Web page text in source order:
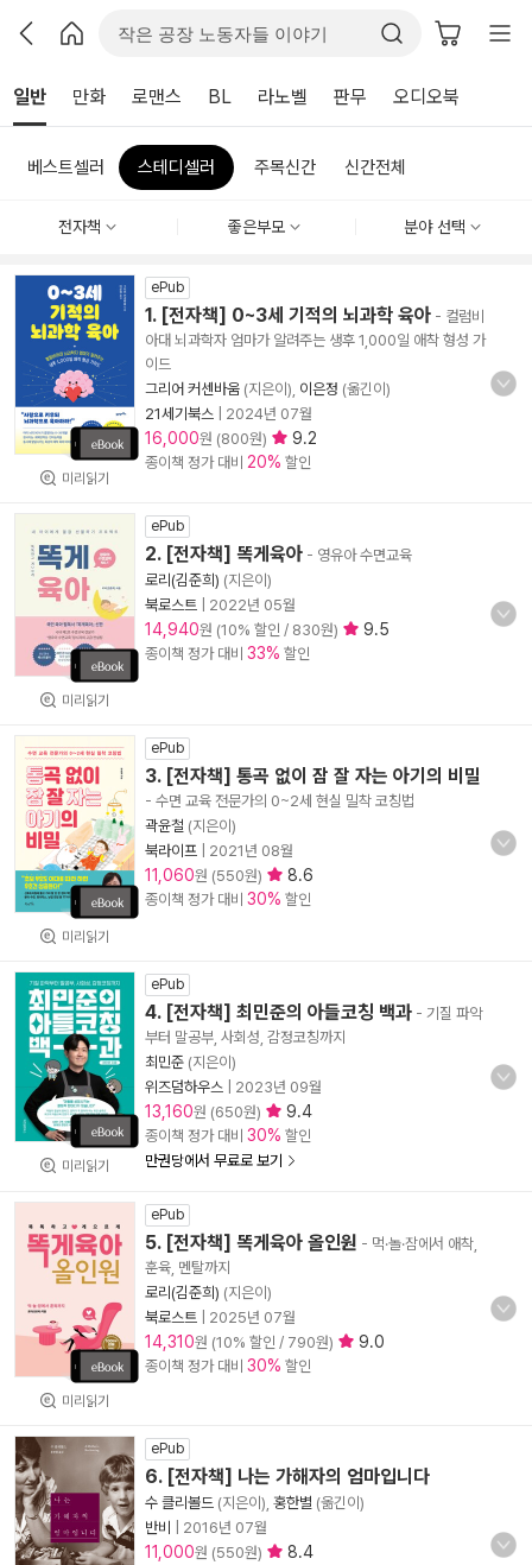
일반 만화 로맨스 BL 라노벨 판무 오디오북
베스트셀러 스테디셀러 주목신간 신간전체
전자책 좋은부모 분야 선택
미리읽기
ePub
1. [전자책] 0~3세 기적의 뇌과학 육아 - 컬럼비
아대 뇌과학자 엄마가 알려주는 생후 1,000일 애착 형성 가
이드
그리어 커센바움 (지은이), 이은정 (옮긴이)
21세기북스
2024년 07월
16,000원 (800원) 9.2
종이책 정가 대비 20% 할인
미리읽기
ePub
2. [전자책] 똑게육아 - 영유아 수면교육
로리(김준희) (지은이)
북로스트
2022년 05월
14,940원 (10% 할인 / 830원) 9.5
종이책 정가 대비 33% 할인
미리읽기
ePub
3. [전자책] 통곡 없이 잠 잘 자는 아기의 비밀
- 수면 교육 전문가의 0~2세 현실 밀착 코칭법
곽윤철 (지은이)
북라이프
2021년 08월
11,060원 (550원) 8.6
종이책 정가 대비 30% 할인
미리읽기
ePub
4. [전자책] 최민준의 아들코칭 백과 - 기질 파악
부터 말공부, 사회성, 감정코칭까지
최민준 (지은이)
위즈덤하우스
2023년 09월
13,160원 (650원) 9.4
종이책 정가 대비 30% 할인
만권당에서 무료로 보기
미리읽기
ePub
5. [전자책] 똑게육아 올인원 - 먹·놀·잠에서 애착,
훈육, 멘탈까지
로리(김준희) (지은이)
북로스트
2025년 07월
14,310원 (10% 할인 / 790원) 9.0
종이책 정가 대비 30% 할인
ePub
6. [전자책] 나는 가해자의 엄마입니다
수 클리볼드 (지은이), 홍한별 (옮긴이)
반비
2016년 07월
11,000원 (550원) 8.4